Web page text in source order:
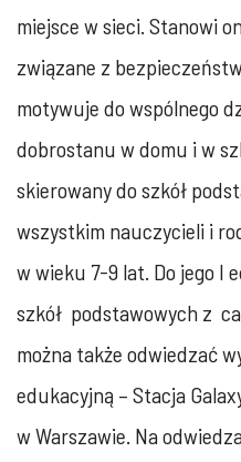
miejsce w sieci. Stanowi
związane z
motywuje do wspólnego
dobrostanu w domu i w
skierowany do szkół
wszystkim nauczycieli i
w wieku 7-9 lat. Do jego I
szkół podstawowych z
można także odwiedzać
edukacyjną – Stacja
w Warszawie. Na